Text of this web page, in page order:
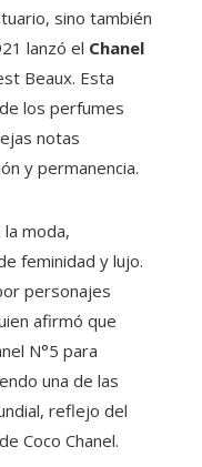
sino también
lanzó el Chanel
Beaux. Esta
los perfumes
notas
y permanencia.
moda,
feminidad y lujo.
personajes
afirmó que
N°5 para
una de las
reflejo del
Coco Chanel.